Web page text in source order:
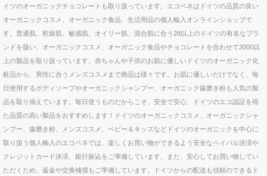
イツのオーガニックチョコレートも取り扱っています。エコベネはドイツの品質の良い
オーガニックコスメ、オーガニック食品、生活用品の個人輸入オンラインショップで
す。普通肌、乾燥肌、敏感肌、オイリー肌、混合肌に合う28以上のドイツの有名なブラ
ンドを扱い、オーガニックコスメ、オーガニック食品やチョコレートを合わせて2000以
上の製品を取り扱っています。赤ちゃんや子供のお肌に優しいドイツのオーガニック化
粧品から、男性に合うメンズコスメまで商品は様々です。お肌に優しいだけでなく、毎
日使用するボディソープやオーガニックシャンプー、オーガニック歯磨き粉も人気の製
品を取り揃えています。毎日使うものだからこそ、安全で安心、ドイツのエコ認証を得
た品質の高い製品をおすすめします！ドイツのオーガニックコスメ、オーガニックシャ
ンプー、歯磨き粉、メンズコスメ、ベビー＆キッズなどドイツのオーガニックを中心に
取り扱う個人輸入のエコベネでは、楽しくお買い物ができるよう安全なペイパル決済や
クレジットカード決済、銀行振込をご準備しています。また、安心してお買い物してい
ただくため、返金や交換補償もご準備しています。ドイツからの配送も信頼のできるド